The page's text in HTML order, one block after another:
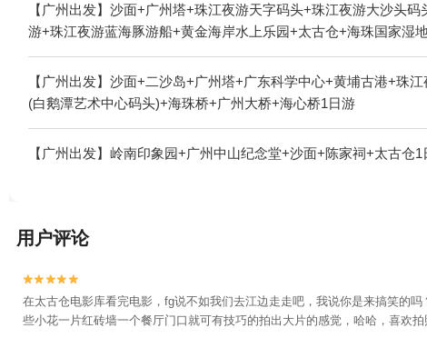
【广州出发】沙面+广州塔+珠江夜游天字码头+珠江夜游大沙头
游+珠江夜游蓝海豚游船+黄金海岸水上乐园+太古仓+海珠国家湿
【广州出发】沙面+二沙岛+广州塔+广东科学中心+黄埔古港+珠
(白鹅潭艺术中心码头)+海珠桥+广州大桥+海心桥1日游
【广州出发】岭南印象园+广州中山纪念堂+沙面+陈家祠+太古仓1
用户评论


在太古仓电影库看完电影，fg说不如我们去江边走走吧，我说你是来搞笑的
些小花一片红砖墙一个餐厅门口就可有技巧的拍出大片的感觉，哈哈，喜欢